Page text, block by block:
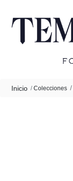
Inicio Colecciones